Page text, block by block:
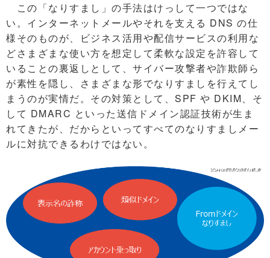
この「なりすまし」の手法はけっして一つではな
い。インターネットメールやそれを支える DNS の仕
様そのものが、ビジネス活用や配信サービスの利用な
どさまざまな使い方を想定して柔軟な設定を許容して
いることの裏返しとして、サイバー攻撃者や詐欺師ら
が素性を隠し、さまざまな形でなりすましを行えてし
まうのが実情だ。その対策として、SPF や DKIM、そ
して DMARC といった送信ドメイン認証技術が生ま
れてきたが、だからといってすべてのなりすましメー
ルに対抗できるわけではない。